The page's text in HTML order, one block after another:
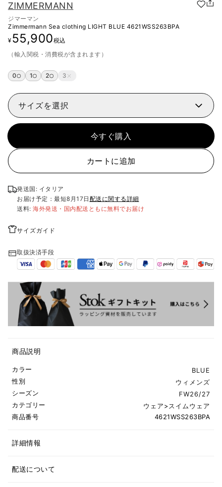
ZIMMERMANN
ジマーマン
Zimmermann Sea clothing LIGHT BLUE 4621WSS263BPA
¥ 55,900税込
（輸入関税・消費税が含まれます）
0 1 2 3
サイズを選択
今すぐ購入
カートに追加
発送国: イタリア
お届け予定：最短8月17日 配送に関する詳細
送料: 海外発送・国内配送ともに無料でお届け
サイズガイド
取扱決済手段
商品説明
カラー
BLUE
性別
ウィメンズ
シーズン
FW26/27
カテゴリー
ウェア>スイムウェア
商品番号
4621WSS263BPA
詳細情報
配送について